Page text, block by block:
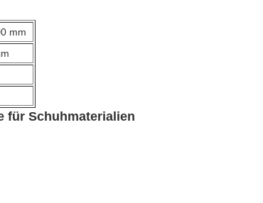
mm
für Schuhmaterialien